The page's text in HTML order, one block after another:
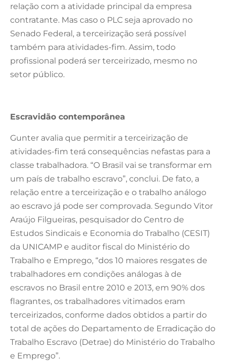
relação com a atividade principal da empresa
contratante. Mas caso o PLC seja aprovado no
Senado Federal, a terceirização será possível
também para atividades-fim. Assim, todo
profissional poderá ser terceirizado, mesmo no
setor público.
Escravidão contemporânea
Gunter avalia que permitir a terceirização de
atividades-fim terá consequências nefastas para a
classe trabalhadora. “O Brasil vai se transformar em
um país de trabalho escravo”, conclui. De fato, a
relação entre a terceirização e o trabalho análogo
ao escravo já pode ser comprovada. Segundo Vitor
Araújo Filgueiras, pesquisador do Centro de
Estudos Sindicais e Economia do Trabalho (CESIT)
da UNICAMP e auditor fiscal do Ministério do
Trabalho e Emprego, “dos 10 maiores resgates de
trabalhadores em condições análogas à de
escravos no Brasil entre 2010 e 2013, em 90% dos
flagrantes, os trabalhadores vitimados eram
terceirizados, conforme dados obtidos a partir do
total de ações do Departamento de Erradicação do
Trabalho Escravo (Detrae) do Ministério do Trabalho
e Emprego”.